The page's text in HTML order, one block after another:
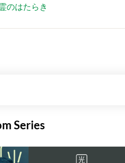
のはたらき
Series